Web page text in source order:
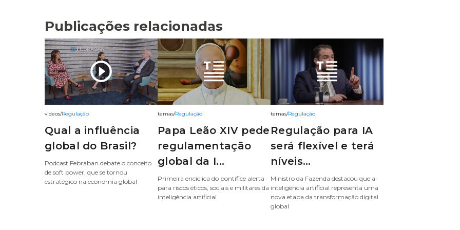
Publicações relacionadas
play_circle_outline
videos/Regulação
Qual a influência
global do Brasil?
Podcast Febraban debate o conceito
de soft power, que se tornou
estratégico na economia global
temas/Regulação
Papa Leão XIV pede
regulamentação
global da I...
Primeira encíclica do pontífice alerta
para riscos éticos, sociais e militares da
inteligência artificial
temas/Regulação
Regulação para IA
será flexível e terá
níveis...
Ministro da Fazenda destacou que a
inteligência artificial representa uma
nova etapa da transformação digital
global